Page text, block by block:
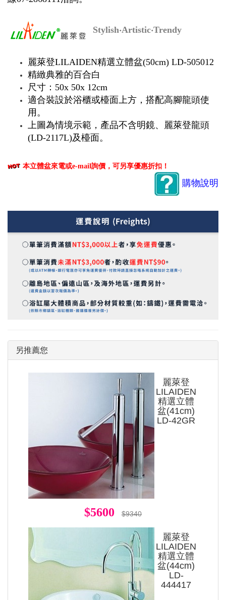
Stylish‧Artistic‧Trendy
麗萊登LILAIDEN精選立體盆(50cm) LD-505012
精緻典雅的百合白
尺寸：50x 50x 12cm
適合裝設於浴櫃或檯面上方，搭配高腳龍頭使
用。
上圖為情境示範，產品不含明鏡、麗萊登龍頭
(LD-2117L)及檯面。
本立體盆來電或e-mail詢價，可另享優惠折扣！
購物說明
另推薦您
麗萊登
LILAIDEN
精選立體
盆(41cm)
LD-42GR
$5600 $9340
麗萊登
LILAIDEN
精選立體
盆(44cm)
LD-
444417